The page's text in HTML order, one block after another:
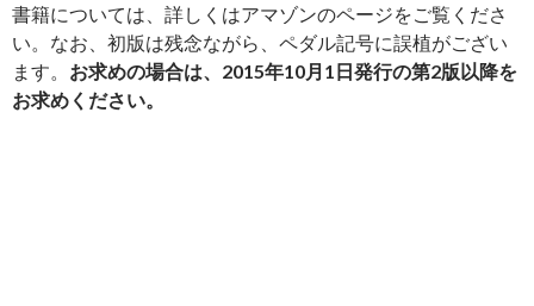
書籍については、詳しくはアマゾンのページをご覧くださ
い。なお、初版は残念ながら、ペダル記号に誤植がござい
ます。 お求めの場合は、2015年10月1日発行の第2版以降を
お求めください。